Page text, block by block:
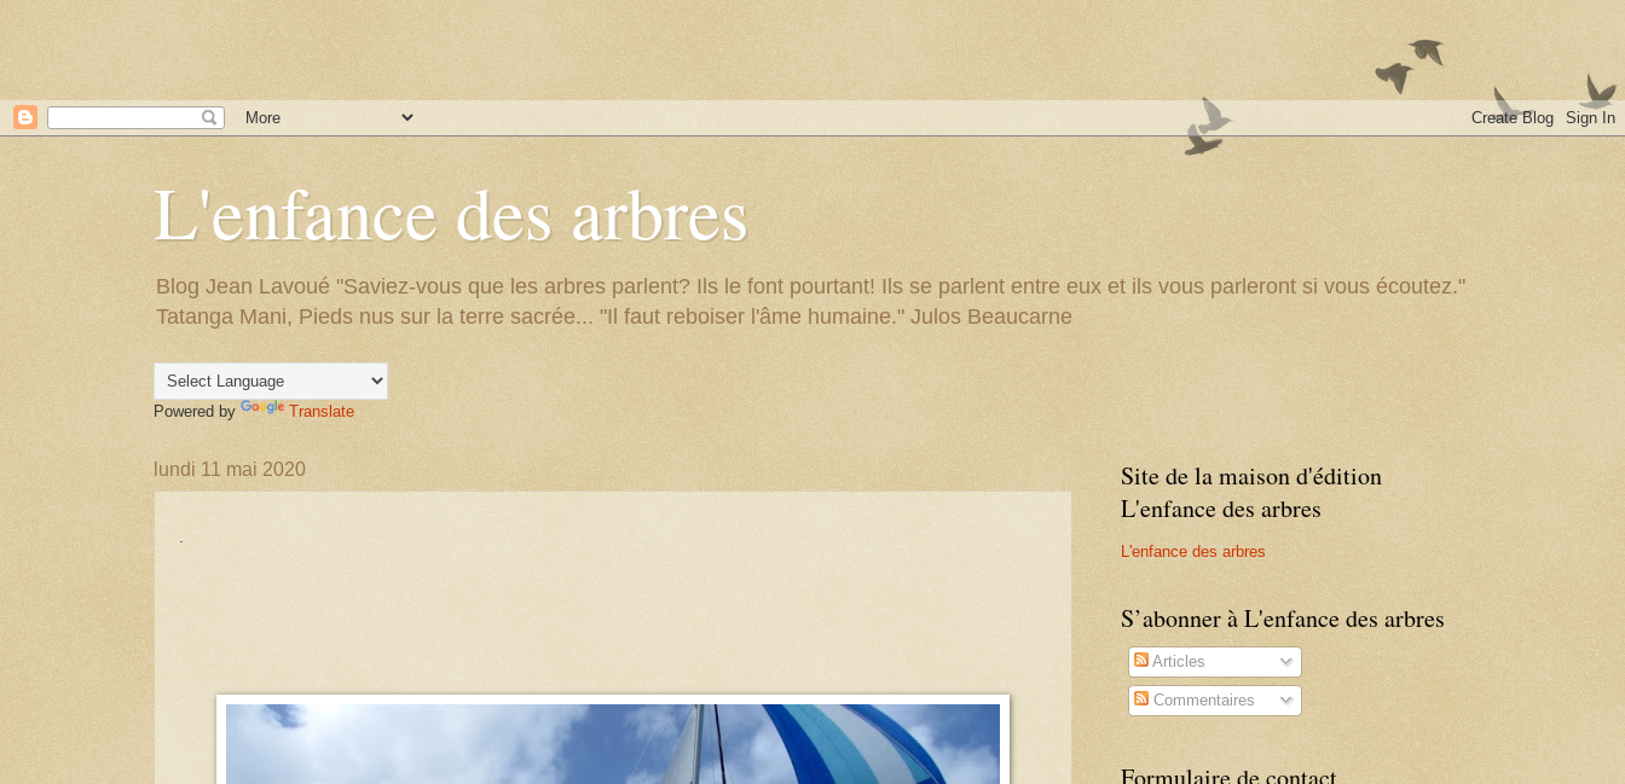
L'enfance des arbres
Blog Jean Lavoué "Saviez-vous que les arbres parlent? Ils le font pourtant! Ils se parlent entre eux et ils vous parleront si vous écoutez."
Tatanga Mani, Pieds nus sur la terre sacrée... "Il faut reboiser l'âme humaine." Julos Beaucarne
Powered by Translate
lundi 11 mai 2020
Site de la maison d'édition
L'enfance des arbres
L'enfance des arbres
S’abonner à L'enfance des arbres
Articles
Commentaires
Formulaire de contact